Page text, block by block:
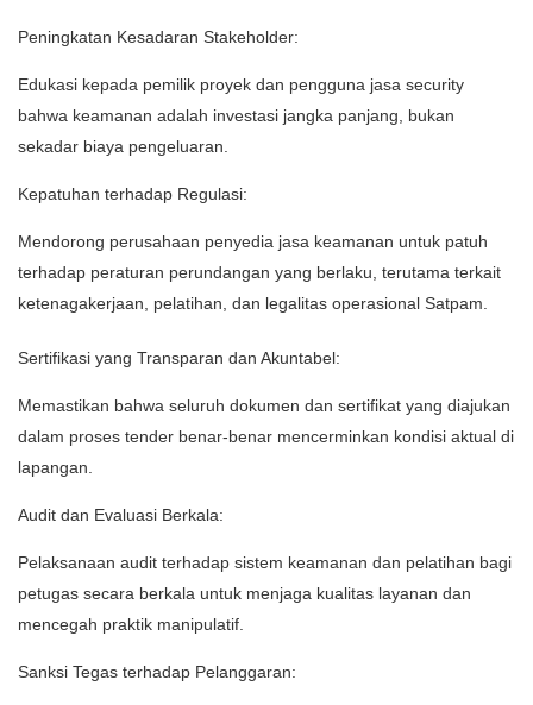
Peningkatan Kesadaran Stakeholder:
Edukasi kepada pemilik proyek dan pengguna jasa security
bahwa keamanan adalah investasi jangka panjang, bukan
sekadar biaya pengeluaran.
Kepatuhan terhadap Regulasi:
Mendorong perusahaan penyedia jasa keamanan untuk patuh
terhadap peraturan perundangan yang berlaku, terutama terkait
ketenagakerjaan, pelatihan, dan legalitas operasional Satpam.
Sertifikasi yang Transparan dan Akuntabel:
Memastikan bahwa seluruh dokumen dan sertifikat yang diajukan
dalam proses tender benar-benar mencerminkan kondisi aktual di
lapangan.
Audit dan Evaluasi Berkala:
Pelaksanaan audit terhadap sistem keamanan dan pelatihan bagi
petugas secara berkala untuk menjaga kualitas layanan dan
mencegah praktik manipulatif.
Sanksi Tegas terhadap Pelanggaran: